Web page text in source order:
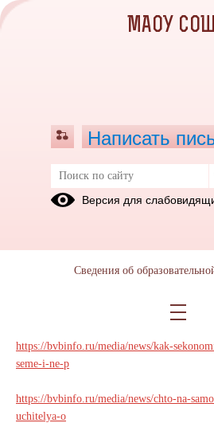
Профориентация
педагогов,
родителей (законных
https://bvbinfo.ru/media/news/kak-
seme-i-ne-p
https://bvbinfo.ru/media/news/chto-na-
uchitelya-o
МАОУ
Написать
Версия для
Сведения об